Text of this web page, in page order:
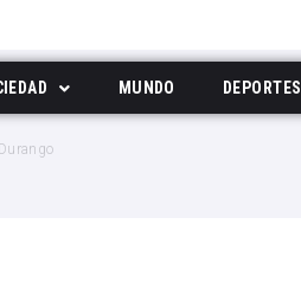
MUNDO DEPORTES